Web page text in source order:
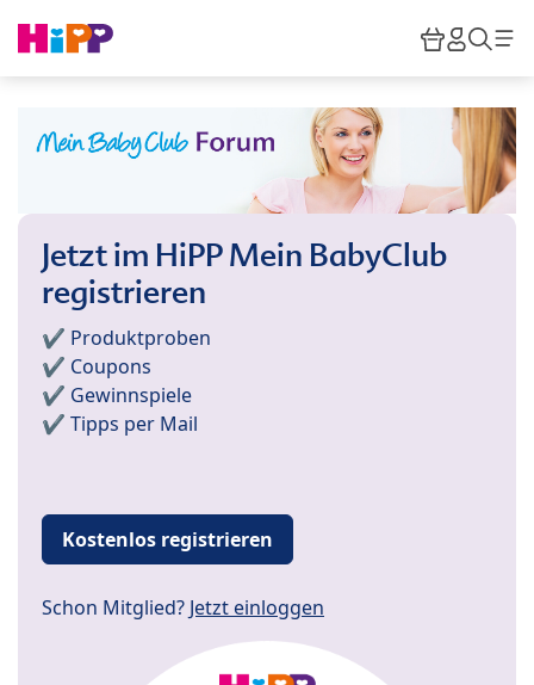
HiPP
Jetzt im HiPP Mein BabyClub
registrieren
✔️ Produktproben
✔️ Coupons
✔️ Gewinnspiele
✔️ Tipps per Mail
Kostenlos registrieren
Schon Mitglied? Jetzt einloggen